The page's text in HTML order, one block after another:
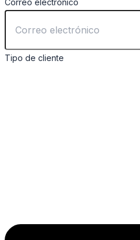
Correo electrónico
Tipo de cliente